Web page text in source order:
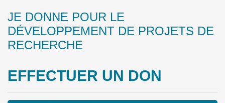
JE DONNE POUR LE
DÉVELOPPEMENT DE PROJETS DE
RECHERCHE
EFFECTUER UN DON